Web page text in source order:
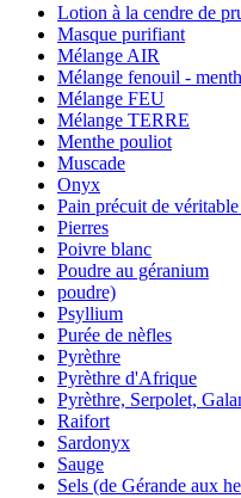
Lotion à la cendre de
Masque purifiant
Mélange AIR
Mélange fenouil -
Mélange FEU
Mélange TERRE
Menthe pouliot
Muscade
Onyx
Pain précuit de
Pierres
Poivre blanc
Poudre au géranium
poudre)
Psyllium
Purée de nèfles
Pyrèthre
Pyrèthre d'Afrique
Pyrèthre, Serpolet,
Raifort
Sardonyx
Sauge
Sels (de Gérande aux